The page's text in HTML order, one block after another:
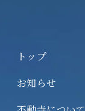
トップ
お知らせ